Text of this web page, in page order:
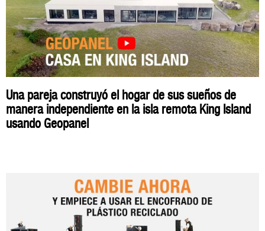
Una pareja construyó el hogar de sus sueños de
manera independiente en la isla remota King Island
usando Geopanel